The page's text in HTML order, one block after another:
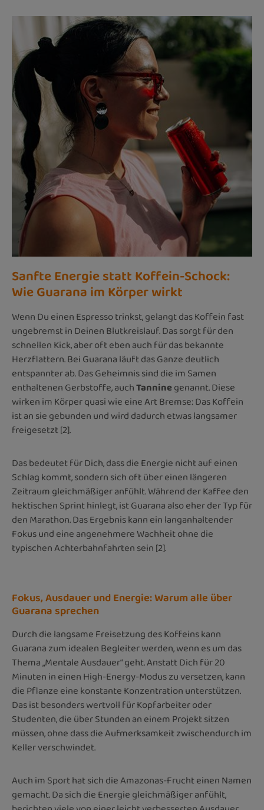
Sanfte Energie statt Koffein-Schock:
Wie Guarana im Körper wirkt
Wenn Du einen Espresso trinkst, gelangt das Koffein fast
ungebremst in Deinen Blutkreislauf. Das sorgt für den
schnellen Kick, aber oft eben auch für das bekannte
Herzflattern. Bei Guarana läuft das Ganze deutlich
entspannter ab. Das Geheimnis sind die im Samen
enthaltenen Gerbstoffe, auchTanninegenannt. Diese
wirken im Körper quasi wie eine Art Bremse: Das Koffein
ist an sie gebunden und wird dadurch etwas langsamer
freigesetzt [2].
Das bedeutet für Dich, dass die Energie nicht auf einen
Schlag kommt, sondern sich oft über einen längeren
Zeitraum gleichmäßiger anfühlt. Während der Kaffee den
hektischen Sprint hinlegt, ist Guarana also eher der Typ für
den Marathon. Das Ergebnis kann ein langanhaltender
Fokus und eine angenehmere Wachheit ohne die
typischen Achterbahnfahrten sein [2].
Fokus, Ausdauer und Energie: Warum alle über
Guarana sprechen
Durch die langsame Freisetzung des Koffeins kann
Guarana zum idealen Begleiter werden, wenn es um das
Thema „Mentale Ausdauer“ geht. Anstatt Dich für 20
Minuten in einen High-Energy-Modus zu versetzen, kann
die Pflanze eine konstante Konzentration unterstützen.
Das ist besonders wertvoll für Kopfarbeiter oder
Studenten, die über Stunden an einem Projekt sitzen
müssen, ohne dass die Aufmerksamkeit zwischendurch im
Keller verschwindet.
Auch im Sport hat sich die Amazonas-Frucht einen Namen
gemacht. Da sich die Energie gleichmäßiger anfühlt,